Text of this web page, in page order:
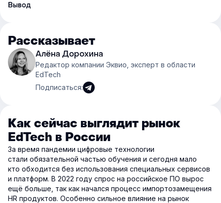
Вывод
Рассказывает
Алёна Дорохина
Редактор компании Эквио, эксперт в области
EdTech
Подписаться:
Как сейчас выглядит рынок
EdTech в России
За время пандемии цифровые технологии
стали обязательной частью обучения и сегодня мало
кто обходится без использования специальных сервисов
и платформ. В 2022 году спрос на российское ПО вырос
ещё больше, так как начался процесс импортозамещения
HR продуктов. Особенно сильное влияние на рынок